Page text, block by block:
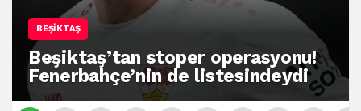
BEŞIKTAŞ
Beşiktaş’tan stoper operasyonu!
Fenerbahçe’nin de listesindeydi